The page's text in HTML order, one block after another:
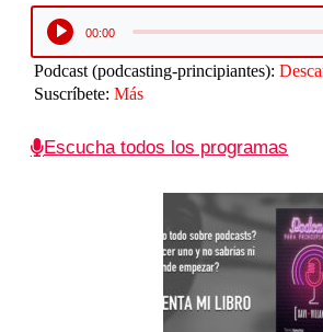
Reproductor
audio
00:00
Podcast (podcasting-principiantes):
Suscríbete: Más
Escucha todos los programas